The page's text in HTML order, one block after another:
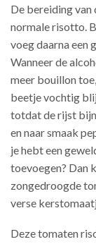
De bereiding van
normale risotto.
voeg daarna een
Wanneer de
meer bouillon
beetje vochtig
totdat de rijst
en naar smaak
je hebt een
toevoegen? Dan
zongedroogde
verse
Deze tomaten